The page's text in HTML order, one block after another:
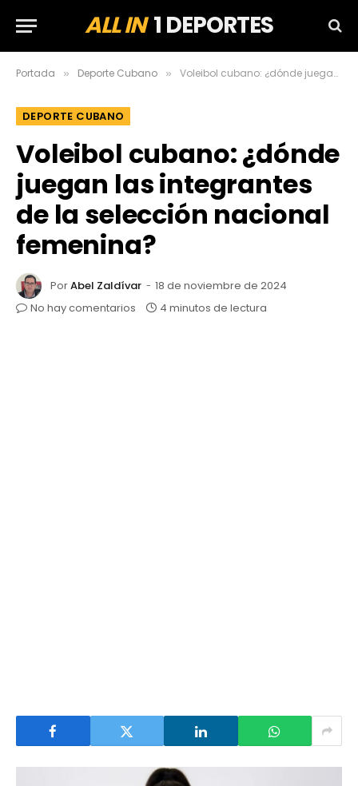
ALL IN1 DEPORTES
Portada » Deporte Cubano » Voleibol cubano: ¿dónde juegan las integrantes de la selección nacional femenina?
DEPORTE CUBANO
Voleibol cubano: ¿dónde
juegan las integrantes
de la selección nacional
femenina?
PorAbel Zaldívar
18 de noviembre de 2024
No hay comentarios
4 minutos de lectura